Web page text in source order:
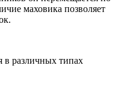
маховика позволяет
в различных типах